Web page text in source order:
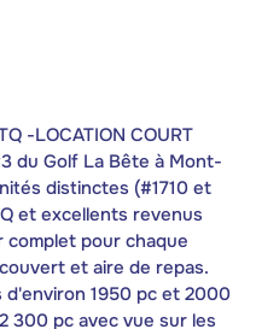
-LOCATION COURT
du Golf La Bête à Mont-
distinctes (#1710 et
et excellents revenus
complet pour chaque
et aire de repas.
1950 pc et 2000
300 pc avec vue sur les